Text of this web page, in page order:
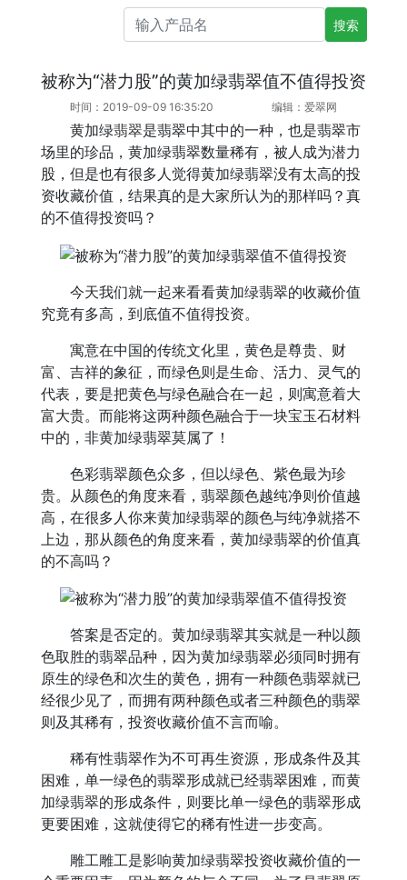
搜索产品名
被称为“潜力股”的黄加绿翡翠值不值得投资
时间：2019-09-09 16:35:20 编辑：爱翠网
黄加绿翡翠是翡翠中其中的一种，也是翡翠市
场里的珍品，黄加绿翡翠数量稀有，被人成为潜力
股，但是也有很多人觉得黄加绿翡翠没有太高的投
资收藏价值，结果真的是大家所认为的那样吗？真
的不值得投资吗？
今天我们就一起来看看黄加绿翡翠的收藏价值
究竟有多高，到底值不值得投资。
寓意在中国的传统文化里，黄色是尊贵、财
富、吉祥的象征，而绿色则是生命、活力、灵气的
代表，要是把黄色与绿色融合在一起，则寓意着大
富大贵。而能将这两种颜色融合于一块宝玉石材料
中的，非黄加绿翡翠莫属了！
色彩翡翠颜色众多，但以绿色、紫色最为珍
贵。从颜色的角度来看，翡翠颜色越纯净则价值越
高，在很多人你来黄加绿翡翠的颜色与纯净就搭不
上边，那从颜色的角度来看，黄加绿翡翠的价值真
的不高吗？
答案是否定的。黄加绿翡翠其实就是一种以颜
色取胜的翡翠品种，因为黄加绿翡翠必须同时拥有
原生的绿色和次生的黄色，拥有一种颜色翡翠就已
经很少见了，而拥有两种颜色或者三种颜色的翡翠
则及其稀有，投资收藏价值不言而喻。
稀有性翡翠作为不可再生资源，形成条件及其
困难，单一绿色的翡翠形成就已经翡翠困难，而黄
加绿翡翠的形成条件，则要比单一绿色的翡翠形成
更要困难，这就使得它的稀有性进一步变高。
雕工雕工是影响黄加绿翡翠投资收藏价值的一